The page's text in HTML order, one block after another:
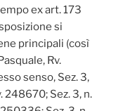
ex art. 173
si
principali (così
Rv.
senso, Sez. 3,
248670; Sez. 3, n.